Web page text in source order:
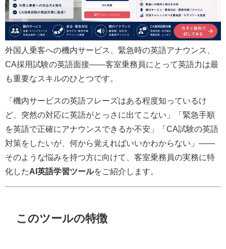
外国人乗客への機内サービス、緊急時の英語アナウンス、
CA採用試験の英語面接——客室乗務員にとって英語力は最
も重要なスキルのひとつです。
「機内サービスの英語フレーズはある程度知っているけ
ど、突然の対応に英語がとっさに出てこない」「緊急手順
を英語で正確にアナウンスできるか不安」「CA試験の英語
対策をしたいが、何から覚えればいいかわからない」——
そのような悩みを持つ方に向けて、客室乗務員の実務に特
化したAI英語学習ツールをご紹介します。
このツールの特徴